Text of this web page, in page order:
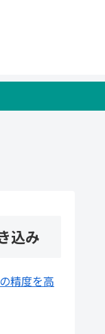
込み
精度を高